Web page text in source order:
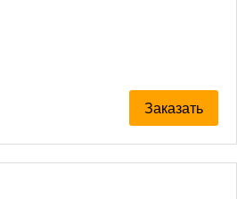
Заказать